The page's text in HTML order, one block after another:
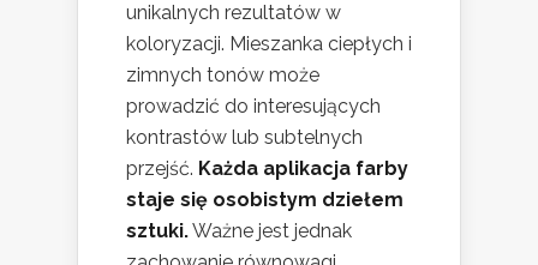
unikalnych rezultatów w
koloryzacji. Mieszanka ciepłych i
zimnych tonów może
prowadzić do interesujących
kontrastów lub subtelnych
przejść. Każda aplikacja farby
staje się osobistym dziełem
sztuki.Ważne jest jednak